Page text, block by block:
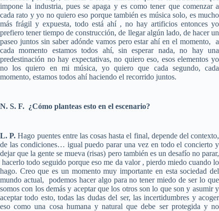
impone la industria, pues se apaga y es como tener que comenzar a
cada rato y yo no quiero eso porque también es música solo, es mucho
más frágil y expuesta, todo está ahí , no hay artificios entonces yo
prefiero tener tiempo de construcción, de llegar algún lado, de hacer un
paseo juntos sin saber adónde vamos pero estar ahí en el momento, a
cada momento estamos todos ahí, sin esperar nada, no hay una
predestinación no hay expectativas, no quiero eso, esos elementos yo
no los quiero en mi música, yo quiero que cada segundo, cada
momento, estamos todos ahí haciendo el recorrido juntos.
N. S. F. ¿Cómo planteas esto en el escenario?
L. P. Hago puentes entre las cosas hasta el final, depende del contexto,
de las condiciones… igual puedo parar una vez en todo el concierto y
dejar que la gente se mueva (risas) pero también es un desafío no parar,
hacerlo todo seguido porque eso me da valor , pierdo miedo cuando lo
hago. Creo que es un momento muy importante en esta sociedad del
mundo actual, podemos hacer algo para no tener miedo de ser lo que
somos con los demás y aceptar que los otros son lo que son y asumir y
aceptar todo esto, todas las dudas del ser, las incertidumbres y acoger
eso como una cosa humana y natural que debe ser protegida y no